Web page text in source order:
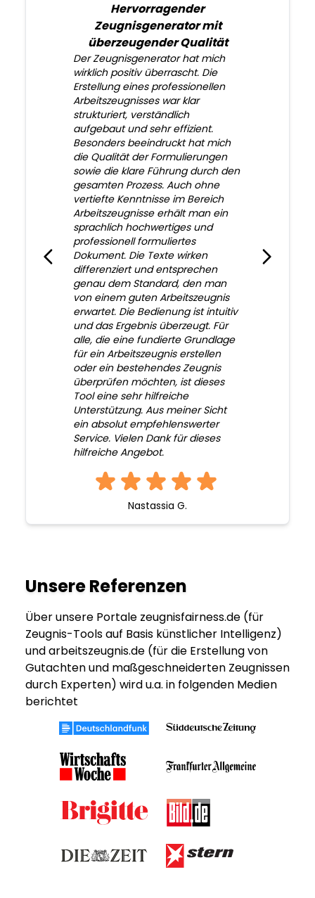
Hervorragender
Zeugnisgenerator mit
überzeugender Qualität
Der Zeugnisgenerator hat mich
wirklich positiv überrascht. Die
Erstellung eines professionellen
Arbeitszeugnisses war klar
strukturiert, verständlich
aufgebaut und sehr effizient.
Besonders beeindruckt hat mich
die Qualität der Formulierungen
sowie die klare Führung durch den
gesamten Prozess. Auch ohne
vertiefte Kenntnisse im Bereich
Arbeitszeugnisse erhält man ein
sprachlich hochwertiges und
professionell formuliertes
Dokument. Die Texte wirken
differenziert und entsprechen
genau dem Standard, den man
von einem guten Arbeitszeugnis
erwartet. Die Bedienung ist intuitiv
und das Ergebnis überzeugt. Für
alle, die eine fundierte Grundlage
für ein Arbeitszeugnis erstellen
oder ein bestehendes Zeugnis
überprüfen möchten, ist dieses
Tool eine sehr hilfreiche
Unterstützung. Aus meiner Sicht
ein absolut empfehlenswerter
Service. Vielen Dank für dieses
hilfreiche Angebot.
Nastassia G.
Unsere Referenzen
Über unsere Portale zeugnisfairness.de (für
Zeugnis-Tools auf Basis künstlicher Intelligenz)
und arbeitszeugnis.de (für die Erstellung von
Gutachten und maßgeschneiderten Zeugnissen
durch Experten) wird u.a. in folgenden Medien
berichtet